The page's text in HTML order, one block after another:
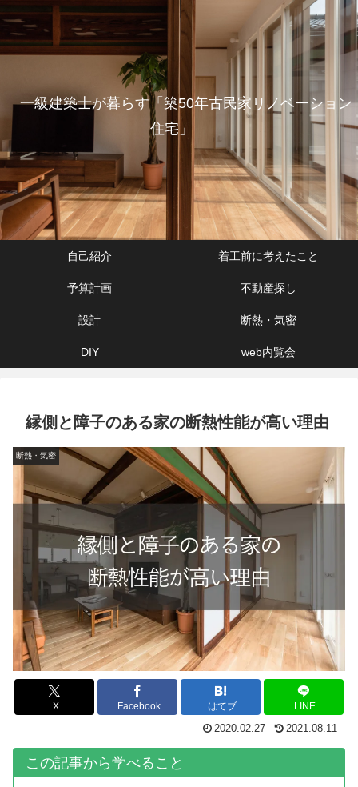
一級建築士が暮らす「築50年古民家リノベーション
住宅」
自己紹介 着工前に考えたこと
予算計画 不動産探し
設計 断熱・気密
DIY web内覧会
縁側と障子のある家の断熱性能が高い理由
断熱・気密
X Facebook はてブ LINE
2020.02.27 2021.08.11
この記事から学べること